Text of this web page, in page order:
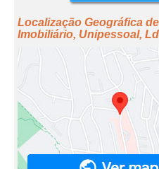
Localização Geográfica
Imobiliário, Unipessoal,